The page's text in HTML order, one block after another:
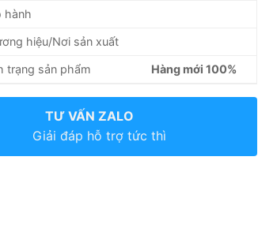
hành
hiệu/Nơi sản xuất
trạng sản phẩm Hàng mới 100%
TƯ VẤN ZALO
Giải đáp hỗ trợ tức thì